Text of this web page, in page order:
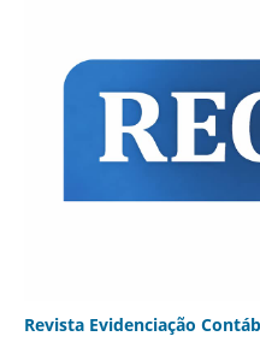
Revista Evidenciação